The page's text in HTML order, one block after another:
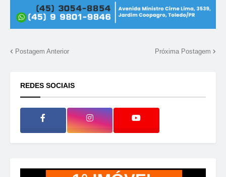
Postagem Anterior Próxima Postagem
REDES SOCIAIS